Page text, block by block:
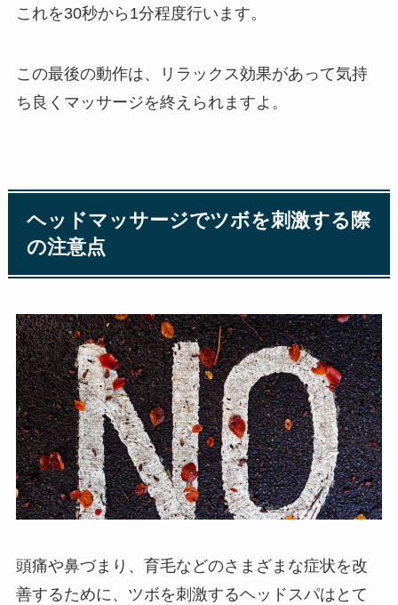
これを30秒から1分程度行います。
この最後の動作は、リラックス効果があって気持
ち良くマッサージを終えられますよ。
ヘッドマッサージでツボを刺激する際
の注意点
頭痛や鼻づまり、育毛などのさまざまな症状を改
善するために、ツボを刺激するヘッドスパはとて